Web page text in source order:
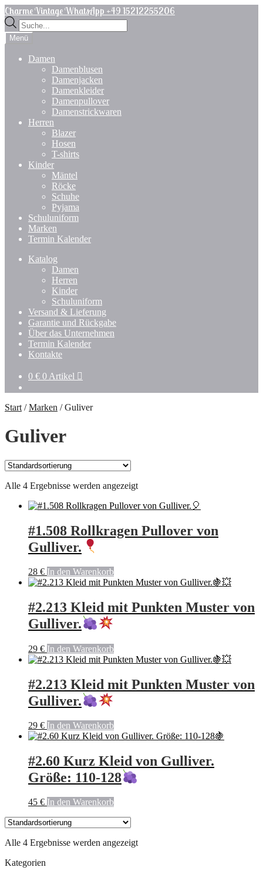
Zur
Navigation
springen
Zum
Inhalt
springen
Charme Vintage WhatsApp +49 15212255206
Products
search
Menü
Damen
Damenblusen
Damenjacken
Damenkleider
Damenpullover
Damenstrickwaren
Herren
Blazer
Hosen
T-shirts
Kinder
Mäntel
Röcke
Schuhe
Pyjama
Schuluniform
Marken
Termin Kalender
Katalog
Damen
Herren
Kinder
Schuluniform
Versand & Lieferung
Garantie und Rückgabe
Über das Unternehmen
Termin Kalender
Kontakte
0 € 0 Artikel
Start /Marken /Guliver
Guliver
Alle 4 Ergebnisse werden angezeigt
#1.508 Rollkragen Pullover von
Gulliver.
28 € In den Warenkorb
#2.213 Kleid mit Punkten Muster von
Gulliver.
29 € In den Warenkorb
#2.213 Kleid mit Punkten Muster von
Gulliver.
29 € In den Warenkorb
#2.60 Kurz Kleid von Gulliver.
Größe: 110-128
45 € In den Warenkorb
Alle 4 Ergebnisse werden angezeigt
Kategorien